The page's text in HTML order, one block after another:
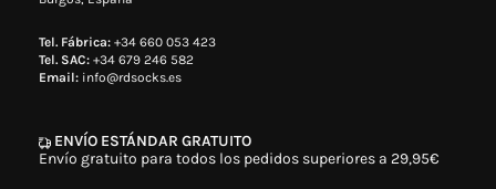
Tel. Fábrica: +34 660 053 423
Tel. SAC: +34 679 246 582
Email: info@rdsocks.es
ENVÍO ESTÁNDAR GRATUITO
Envío gratuito para todos los pedidos superiores a 29,95€